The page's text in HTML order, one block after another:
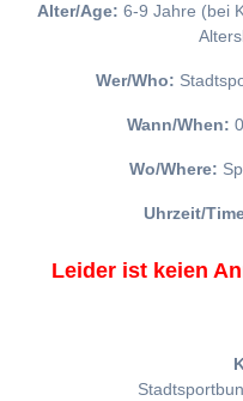
Alter/Age: 6-9 Jahre (bei
Wer/Who:
Wann/When:
Wo/Where:
Uhrzeit/
Leider ist keien